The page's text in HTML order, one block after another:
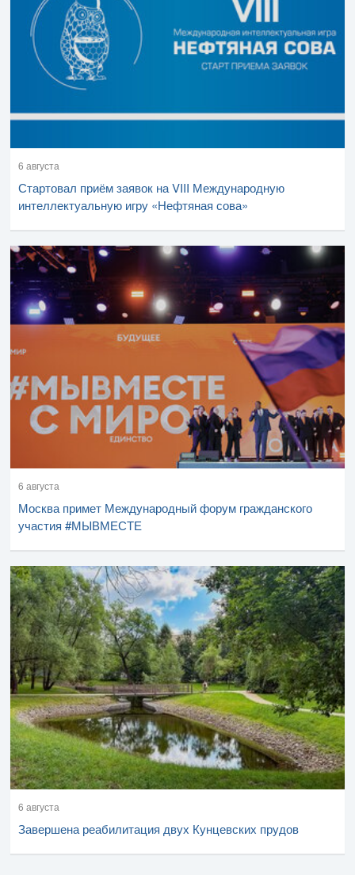
6 августа
Стартовал приём заявок на VIII Международную
интеллектуальную игру «Нефтяная сова»
6 августа
Москва примет Международный форум гражданского
участия #МЫВМЕСТЕ
6 августа
Завершена реабилитация двух Кунцевских прудов